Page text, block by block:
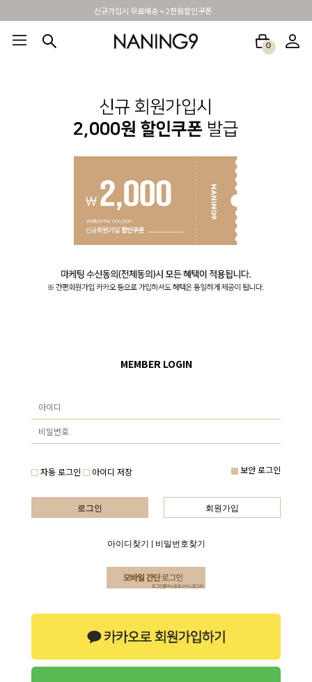
신규가입시 무료배송 + 2천원할인쿠폰
0
MEMBER LOGIN
자동 로그인 아이디 저장 보안 로그인
로그인 회원가입
아이디찾기 비밀번호찾기